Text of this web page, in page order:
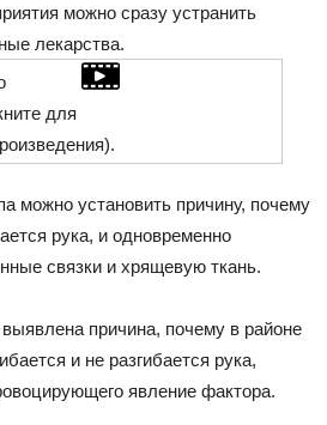
можно сразу устранить
лекарства.
для
можно установить причину, почему
рука, и одновременно
связки и хрящевую ткань.
причина, почему в районе
и не разгибается рука,
явление фактора.